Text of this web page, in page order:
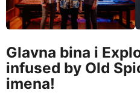
Glavna bina i
infused by Old
imena!